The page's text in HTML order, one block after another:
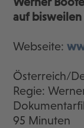
auf bisweilen
Webseite:
Österreich/
Regie:
95 Minuten